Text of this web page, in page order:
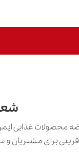
محصولات غذایی
برای مشتریان